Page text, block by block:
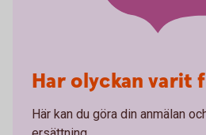
Har olyckan varit
Här kan du göra din anmälan